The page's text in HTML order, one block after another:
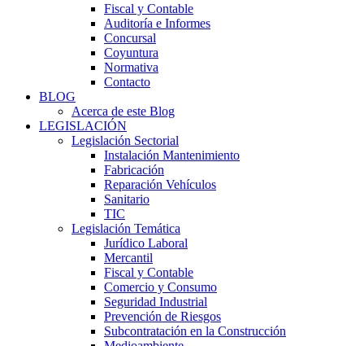
Fiscal y Contable
Auditoría e Informes
Concursal
Coyuntura
Normativa
Contacto
BLOG
Acerca de este Blog
LEGISLACIÓN
Legislación Sectorial
Instalación Mantenimiento
Fabricación
Reparación Vehículos
Sanitario
TIC
Legislación Temática
Jurídico Laboral
Mercantil
Fiscal y Contable
Comercio y Consumo
Seguridad Industrial
Prevención de Riesgos
Subcontratación en la Construcción